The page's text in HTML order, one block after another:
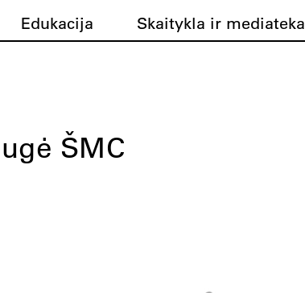
Edukacija Skaitykla ir mediateka
ŠMC